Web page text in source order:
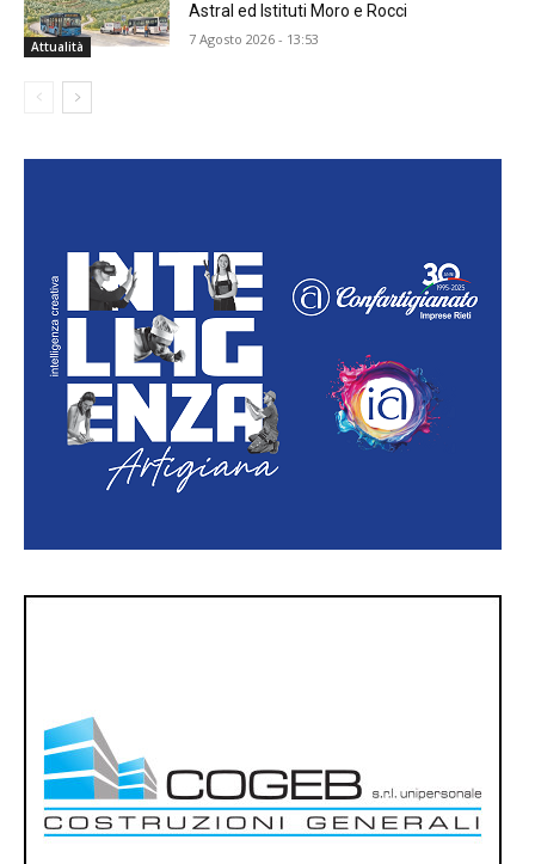
Attualità
Astral ed Istituti Moro e Rocci
7 Agosto 2026 - 13:53